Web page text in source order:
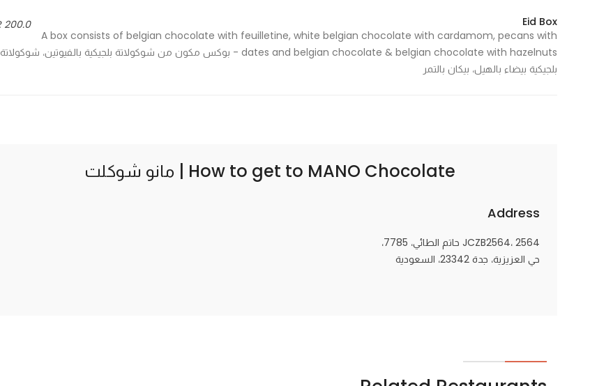
200.0 SAR
Eid Box
A box consists of belgian chocolate with feuilletine, white belgian chocolate with cardamom, pecans with
dates and belgian chocolate & belgian chocolate with hazelnuts - بوكس مكون من شوكولاتة بلجيكية بالفيوتين، شوكولاتة
بلجيكية بيضاء بالهيل، بيكان بالتمر
How to get to MANO Chocolate | مانو شوكلت
Address
JCZB2564، 2564 حاتم الطائي، 7785،
حي العزيزية، جدة 23342، السعودية
Marketing
By sharing
seeing
content and